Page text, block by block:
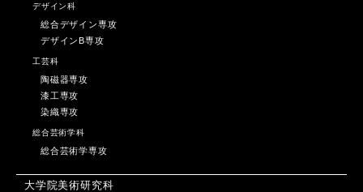
デザイン科
総合デザイン専攻
デザインB専攻
工芸科
陶磁器専攻
漆工専攻
染織専攻
総合芸術学科
総合芸術学専攻
大学院美術研究科